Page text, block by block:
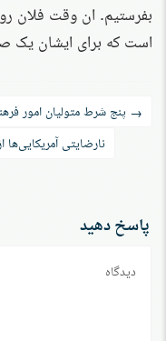
بفرستیم. ان وقت فلان
است که برای ایشان یک
راه‌بری
نوشته
→ پنج شرط متولیان امور
نارضایتی آمریکایی‌ها
پاسخ دهید